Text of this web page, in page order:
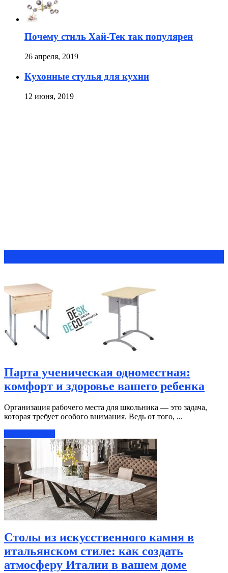
Почему стиль Хай-Тек так популярен
26 апреля, 2019
Кухонные стулья для кухни
12 июня, 2019
Парта ученическая одноместная:
комфорт и здоровье вашего ребенка
Организация рабочего места для школьника — это задача,
которая требует особого внимания. Ведь от того, ...
Столы из искусственного камня в
итальянском стиле: как создать
атмосферу Италии в вашем доме